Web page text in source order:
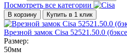
Посмотреть все категории
В корзину Купить в 1 клик
Врезной замок Cisa 52521.50.0
Размер:
50мм